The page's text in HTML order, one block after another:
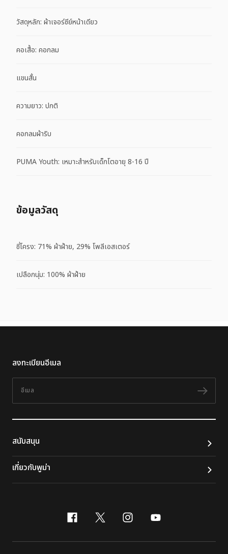
วัสดุหลัก: ผ้าเจอร์ซีย์หน้าเดียว
คอเสื้อ: คอกลม
แขนสั้น
ความยาว: ปกติ
คอกลมผ้าริบ
PUMA Youth: เหมาะสำหรับเด็กโตอายุ 8-16 ปี
ข้อมูลวัสดุ
ซี่โครง: 71% ผ้าฝ้าย, 29% โพลีเอสเตอร์
เปลือกนุ่ม: 100% ผ้าฝ้าย
ลงทะเบียนอีเมล
ติดต
สนับสนุน
เกี่ยวกับพูม่า
facebook
x-twitter
instagram
youtube